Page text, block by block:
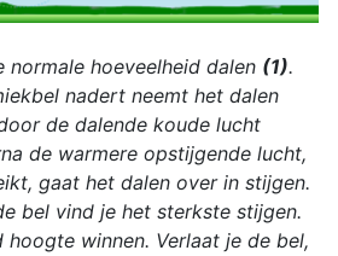
normale hoeveelheid dalen (1).
nadert neemt het dalen
de dalende koude lucht
de warmere opstijgende lucht,
gaat het dalen over in stijgen.
bel vind je het sterkste stijgen.
hoogte winnen. Verlaat je de bel,